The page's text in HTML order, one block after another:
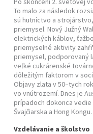
To malo za následok
sú hutníctvo a
priemysel. Nový Južný
elektrických káblov,
priemyselné aktivity
priemysel, podporovaný
veľké cukrárenské
dôležitým faktorom v
Objavy zlata v 50–tych
vo vnútrozemí. Dnes je
prípadoch dokonca vedie
Švajčiarska a Hong
Vzdelávanie a školstvo